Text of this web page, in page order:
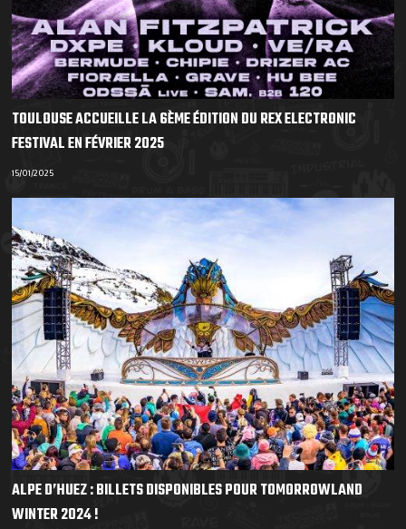
TOULOUSE ACCUEILLE LA 6ÈME ÉDITION DU REX ELECTRONIC
FESTIVAL EN FÉVRIER 2025
15/01/2025
ALPE D’HUEZ : BILLETS DISPONIBLES POUR TOMORROWLAND
WINTER 2024 !